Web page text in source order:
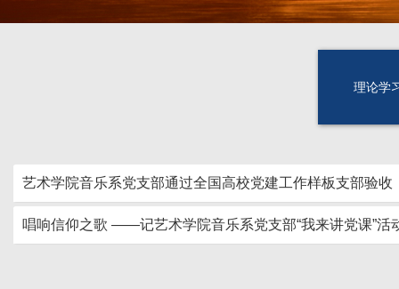
理论学
艺术学院音乐系党支部通过全国高校党建工作样板支部验收
唱响信仰之歌 ——记艺术学院音乐系党支部“我来讲党课”活